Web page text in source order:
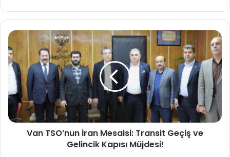
Van TSO’nun İran Mesaisi: Transit Geçiş ve
Gelincik Kapısı Müjdesi!